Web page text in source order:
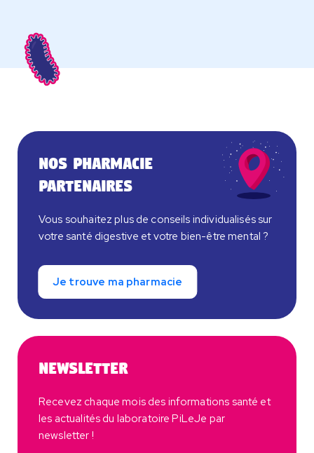
Nos pharmacie
partenaires
Vous souhaitez plus de conseils individualisés sur
votre santé digestive et votre bien-être mental ?
Je trouve ma pharmacie
Newsletter
Recevez chaque mois des informations santé et
les actualités du laboratoire PiLeJe par
newsletter !